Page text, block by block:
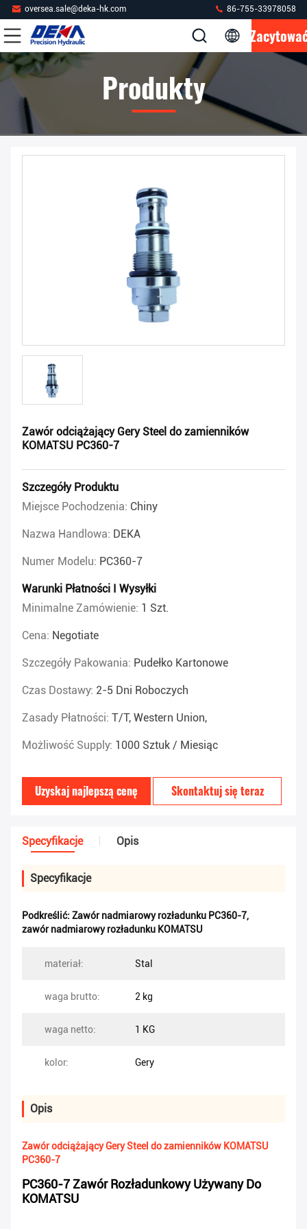
oversea.sale@deka-hk.com 86-755-33978058
Produkty
Zawór odciążający Gery Steel do zamienników
KOMATSU PC360-7
Szczegóły Produktu
Miejsce Pochodzenia: Chiny
Nazwa Handlowa: DEKA
Numer Modelu: PC360-7
Warunki Płatności I Wysyłki
Minimalne Zamówienie: 1 Szt.
Cena: Negotiate
Szczegóły Pakowania: Pudełko Kartonowe
Czas Dostawy: 2-5 Dni Roboczych
Zasady Płatności: T/T, Western Union,
Możliwość Supply: 1000 Sztuk / Miesiąc
Uzyskaj najlepszą cenę Skontaktuj się teraz
Specyfikacje Opis
Specyfikacje
Podkreślić: Zawór nadmiarowy rozładunku PC360-7,
zawór nadmiarowy rozładunku KOMATSU
materiał: Stal
waga brutto: 2 kg
waga netto: 1 KG
kolor: Gery
Opis
Zawór odciążający Gery Steel do zamienników KOMATSU
PC360-7
PC360-7 Zawór Rozładunkowy Używany Do
KOMATSU